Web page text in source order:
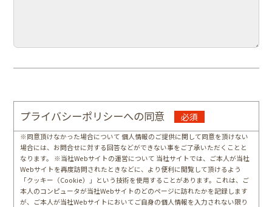
プライバシーポリシーへの同意
※同意頂けなかった場合について 個人情報のご提供に関して同意を頂けない
場合には、お問合せに対する回答などができない事をご了承いただくことと
なります。 ※当社Webサイトの運営について 当社サイトでは、ご本人が当社
Webサイトを再度訪問されたときなどに、より便利に閲覧して頂けるよう
「クッキー（Cookie）」という技術を使用することがあります。これは、ご
本人のコンピュータが当社Webサイトのどのページに訪れたかを記録します
が、ご本人が当社Webサイトにおいてご自身の個人情報を入力されない限り